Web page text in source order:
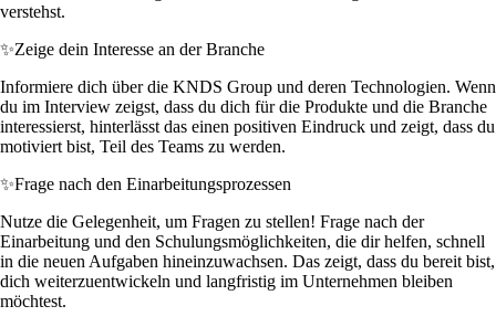
verstehst.
✨Zeige dein Interesse an der Branche
Informiere dich über die KNDS Group und deren Technologien. Wenn
du im Interview zeigst, dass du dich für die Produkte und die Branche
interessierst, hinterlässt das einen positiven Eindruck und zeigt, dass du
motiviert bist, Teil des Teams zu werden.
✨Frage nach den Einarbeitungsprozessen
Nutze die Gelegenheit, um Fragen zu stellen! Frage nach der
Einarbeitung und den Schulungsmöglichkeiten, die dir helfen, schnell
in die neuen Aufgaben hineinzuwachsen. Das zeigt, dass du bereit bist,
dich weiterzuentwickeln und langfristig im Unternehmen bleiben
möchtest.